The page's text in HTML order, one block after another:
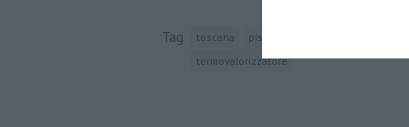
Tag toscana pisa
termovalorizzatore